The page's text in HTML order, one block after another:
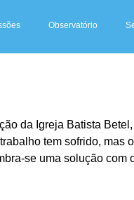
Observatório
da Igreja Batista
tem sofrido, mas o
se uma solução com